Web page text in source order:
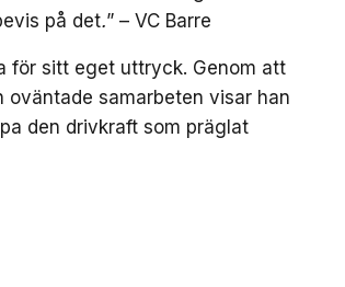
på det.” – VC Barre
för sitt eget uttryck. Genom att
oväntade samarbeten visar han
den drivkraft som präglat